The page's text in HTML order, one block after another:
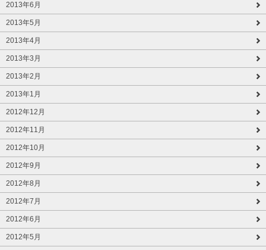
2013年6月
2013年5月
2013年4月
2013年3月
2013年2月
2013年1月
2012年12月
2012年11月
2012年10月
2012年9月
2012年8月
2012年7月
2012年6月
2012年5月